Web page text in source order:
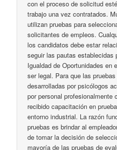
con el proceso de solicitud
trabajo una vez contratados.
utilizan pruebas para
solicitantes de empleos.
los candidatos debe estar
seguir las pautas establecidas
Igualdad de Oportunidades en
ser legal. Para que las
desarrolladas por psicólogos
por personal profesionalmente
recibido capacitación en
entorno industrial. La razón
pruebas es brindar al
de tomar la decisión de
mayoría de las pruebas de